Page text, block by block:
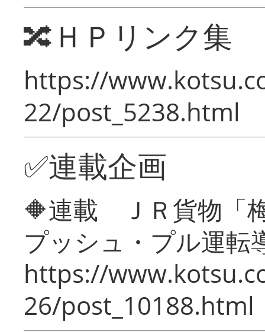
🔀ＨＰリンク集
https://
22/post_5238.html
✅連載企画
🔶連載 ＪＲ貨物「
プッシュ・プル運転
https://
26/post_10188.html